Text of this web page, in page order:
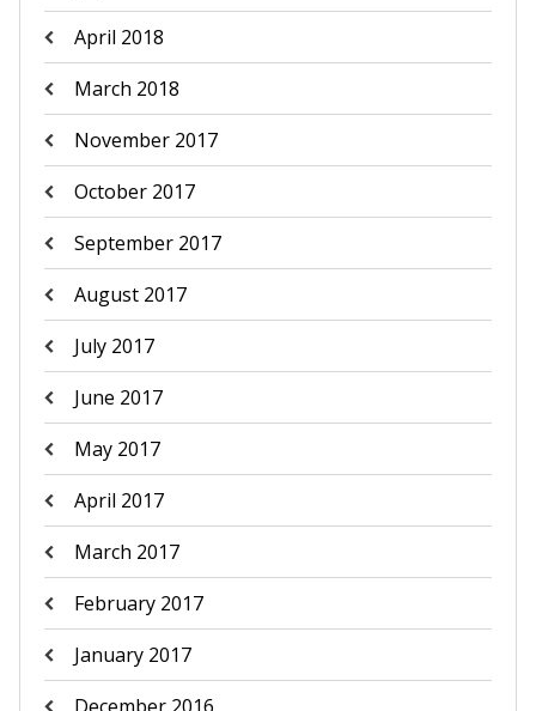
April 2018
March 2018
November 2017
October 2017
September 2017
August 2017
July 2017
June 2017
May 2017
April 2017
March 2017
February 2017
January 2017